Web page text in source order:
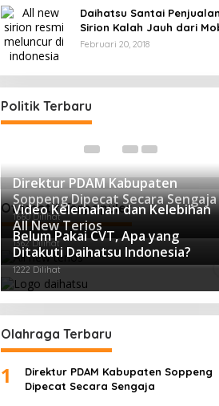
Daihatsu Santai Penjualan
Sirion Kalah Jauh dari
LCGC
Februari 20, 2018
Politik Terbaru
masyarakat di warkop madaha
tajjuncu
Di Politik | Agustus 2, 2024
Otomotif Terpopuler
Direktur PDAM Kabupaten
Soppeng Dipecat Secara Sengaja
1660 Dilihat
Video Kelemahan dan Kelebihan
All New Terios
1362 Dilihat
Belum Pakai CVT, Apa yang
Ditakuti Daihatsu Indonesia?
1222 Dilihat
Olahraga Terbaru
1
Direktur PDAM Kabupaten Soppeng
Dipecat Secara Sengaja